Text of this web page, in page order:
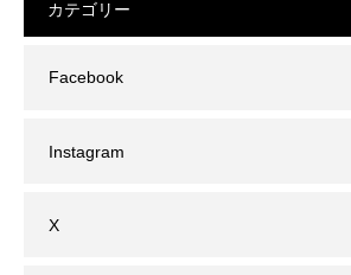
カテゴリー
Facebook
Instagram
X